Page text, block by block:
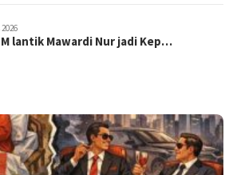
lantik Mawardi Nur jadi Kep…